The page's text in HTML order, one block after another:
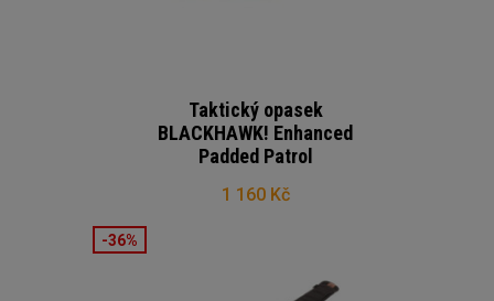
Taktický opasek
BLACKHAWK! Enhanced
Padded Patrol
1 160 Kč
-36%